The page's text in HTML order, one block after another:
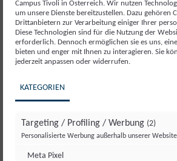
Beschreibung
Beschreibung
Der Campus Tivoli lädt gemeinsam mit
Campus Tivoli in Österreich. Wir nutzen
um unsere Dienste bereitzustellen. Dazu gehören
Drittanbietern zur Verarbeitung einiger Ihrer
Diese Technologien sind für die Nutzung der
erforderlich. Dennoch ermöglichen sie es uns,
bieten und enger mit Ihnen zu interagieren. Sie
jederzeit anpassen oder widerrufen.
KATEGORIEN
Targeting / Profiling / Werbung (2)
Personalisierte Werbung außerhalb unserer Website
Meta Pixel